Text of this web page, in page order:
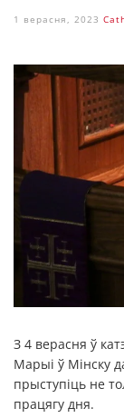
1 верасня, 2023
З 4 верасня ў
Марыі ў Мінску
прыступіць не
працягу дня.